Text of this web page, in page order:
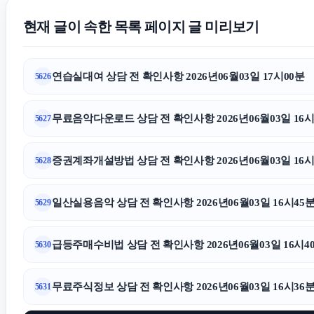
현재 글이 속한 목록 페이지 글 미리보기
5626연습실대여 상담 전 확인사항 2026년06월03일 17시00분
5627무료음악다운로드 상담 전 확인사항 2026년06월03일 16
5628증권계좌개설방법 상담 전 확인사항 2026년06월03일 16
5629일산실용음악 상담 전 확인사항 2026년06월03일 16시45
5630급등주매수비법 상담 전 확인사항 2026년06월03일 16시
5631 무료주식정보 상담 전 확인사항 2026년06월03일 16시36